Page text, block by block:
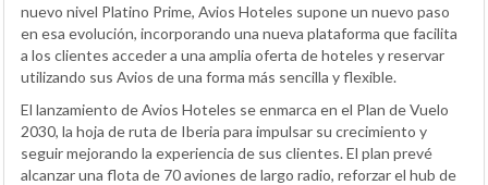
nuevo nivel Platino Prime, Avios Hoteles supone un nuevo paso
en esa evolución, incorporando una nueva plataforma que facilita
a los clientes acceder a una amplia oferta de hoteles y reservar
utilizando sus Avios de una forma más sencilla y flexible.
El lanzamiento de Avios Hoteles se enmarca en el Plan de Vuelo
2030, la hoja de ruta de Iberia para impulsar su crecimiento y
seguir mejorando la experiencia de sus clientes. El plan prevé
alcanzar una flota de 70 aviones de largo radio, reforzar el hub de